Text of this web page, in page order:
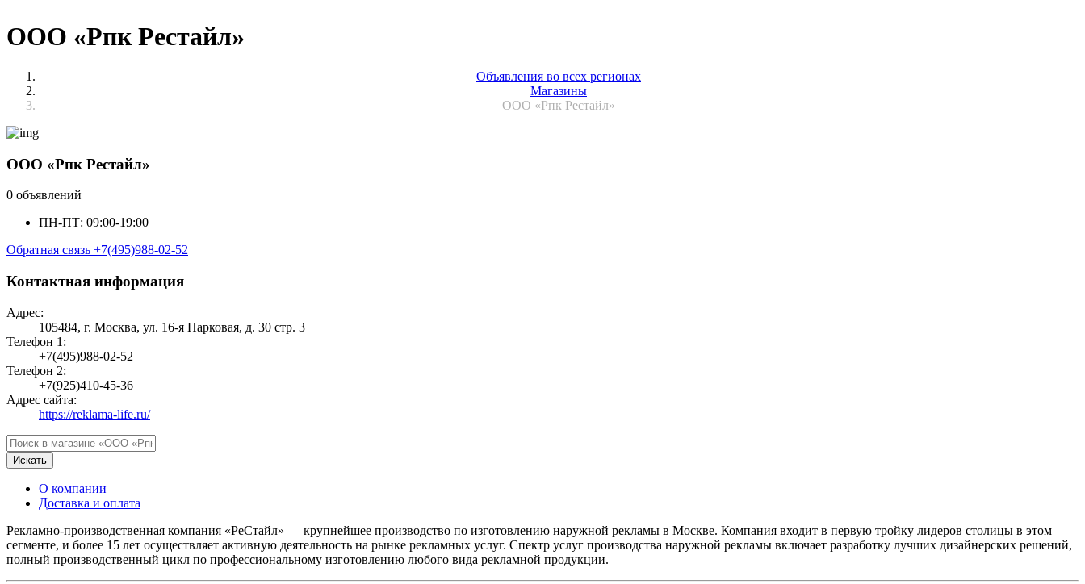
ООО «Рпк Рестайл»
Объявления во всех регионах
Магазины
ООО «Рпк Рестайл»
ООО «Рпк Рестайл»
0 объявлений
ПН-ПТ: 09:00-19:00
Обратная связь +7(495)988-02-52
Контактная информация
Адрес:
105484, г. Москва, ул. 16-я Парковая, д. 30 стр. 3
Телефон 1:
+7(495)988-02-52
Телефон 2:
+7(925)410-45-36
Адрес сайта:
https://reklama-life.ru/
Искать
О компании
Доставка и оплата
Рекламно-производственная компания «РеСтайл» — крупнейшее производство по изготовлению наружной рекламы в Москве. Компания входит в первую тройку лидеров столицы в этом
сегменте, и более 15 лет осуществляет активную деятельность на рынке рекламных услуг. Спектр услуг производства наружной рекламы включает разработку лучших дизайнерских решений,
полный производственный цикл по профессиональному изготовлению любого вида рекламной продукции.